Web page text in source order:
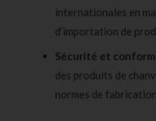
internationales en
d’importation de
Sécurité et
des produits de
normes de